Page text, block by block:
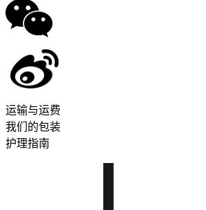
运输与运费
我们的包装
护理指南